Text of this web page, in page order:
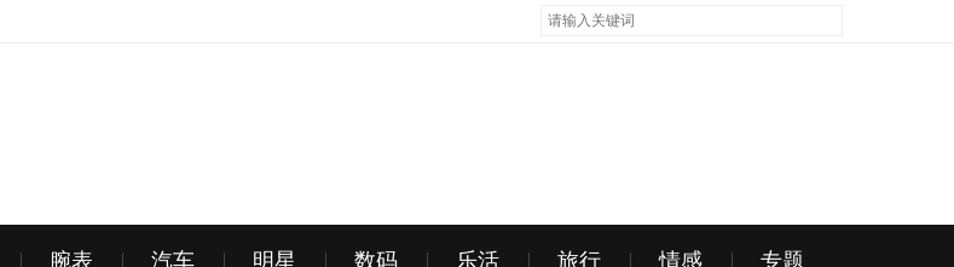
腕表 汽车 明星 数码 乐活 旅行 情感 专题